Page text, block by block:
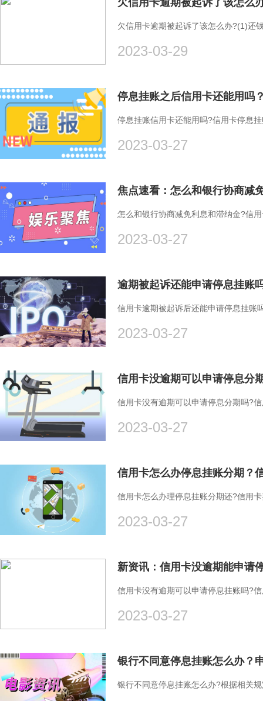
欠信用卡逾期被起诉了该怎么办?(1)还
2023-03-29
停息挂账信用卡还能用吗?信用卡停息
2023-03-27
怎么和银行协商减免利息和滞纳金?信
2023-03-27
逾期被起诉还能申请停息挂账
信用卡逾期被起诉后还能申请停息挂账
2023-03-27
信用卡没有逾期可以申请停息分期吗?
2023-03-27
信用卡怎么办停息挂账分期？
信用卡怎么办理停息挂账分期还?信用
2023-03-27
新资讯：信用卡没逾期能申请
信用卡没有逾期可以申请停息挂账吗?
2023-03-27
银行不同意停息挂账怎么办？
银行不同意停息挂账怎么办?根据相关